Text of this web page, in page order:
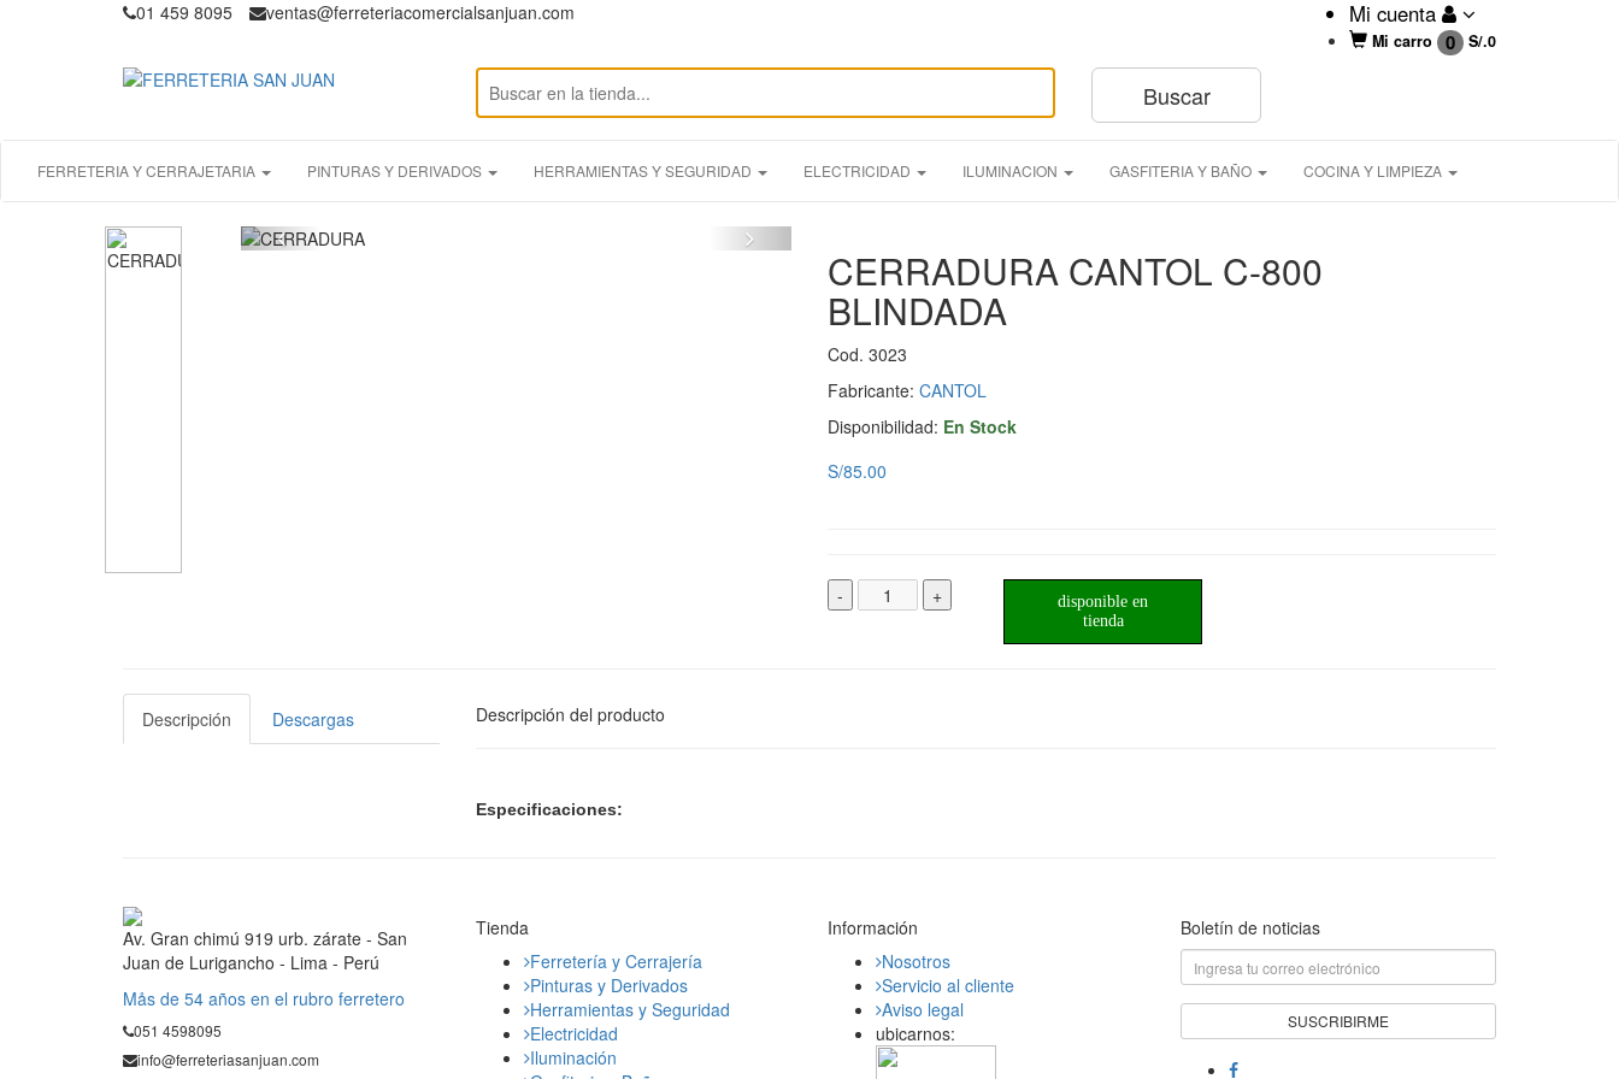
01 459 8095 ventas@ferreteriacomercialsanjuan.com Mi cuenta
Mi carro 0 S/.0
FERRETERIA Y CERRAJETARIA PINTURAS Y DERIVADOS HERRAMIENTAS Y SEGURIDAD ELECTRICIDAD ILUMINACION GASFITERIA Y BAÑO COCINA Y LIMPIEZA
CERRADURA CANTOL C-800
BLINDADA
Cod. 3023
Fabricante: CANTOL
Disponibilidad: En Stock
S/85.00
- +
disponible en
tienda
Descripción Descargas Descripción del producto
Especificaciones:
Av. Gran chimú 919 urb. zárate - San
Juan de Lurigancho - Lima - Perú
Mås de 54 años en el rubro ferretero
051 4598095
info@ferreteriasanjuan.com
Tienda
Ferretería y Cerrajería
Pinturas y Derivados
Herramientas y Seguridad
Electricidad
Iluminación
Información
Nosotros
Servicio al cliente
Aviso legal
ubicarnos:
Boletín de noticias